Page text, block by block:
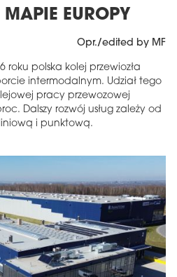
EUROPY
Opr./edited by MF
roku polska kolej przewiozła
intermodalnym. Udział tego
pracy przewozowej
Dalszy rozwój usług zależy od
i punktową.